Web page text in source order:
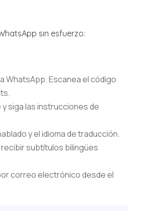
sin esfuerzo:
WhatsApp. Escanea el código
siga las instrucciones de
y el idioma de traducción.
subtítulos bilingües
correo electrónico desde el